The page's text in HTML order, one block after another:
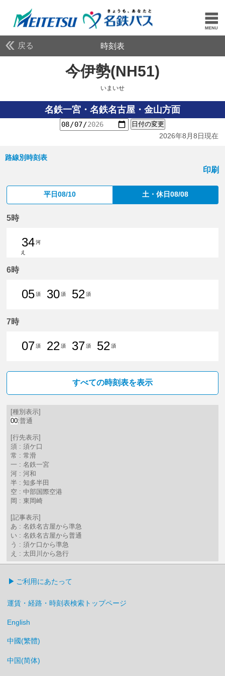
戻る 時刻表
今伊勢(NH51)
いまいせ
名鉄一宮・名鉄名古屋・金山方面
日付の変更
2026年8月8日現在
路線別時刻表
印刷
平日08/10 土・休日08/08
5時
34河
え
6時
05須
30須
52須
7時
07須
22須
37須
52須
すべての時刻表を表示
[種別表示]
00:普通
[行先表示]
須 : 須ケ口
常 : 常滑
一 : 名鉄一宮
河 : 河和
半 : 知多半田
空 : 中部国際空港
岡 : 東岡崎
[記事表示]
あ : 名鉄名古屋から準急
い : 名鉄名古屋から普通
う : 須ケ口から準急
え : 太田川から急行
ご利用にあたって
運賃・経路・時刻表検索トップページ
English
中國(繁體)
中国(简体)